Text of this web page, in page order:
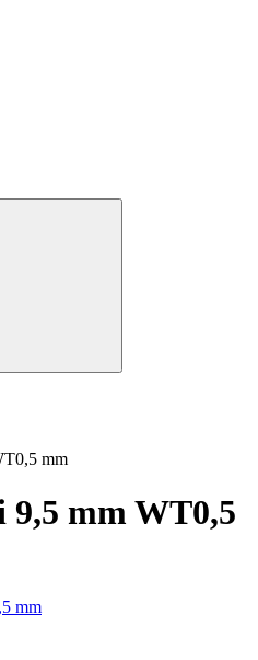
mm
mm WT0,5